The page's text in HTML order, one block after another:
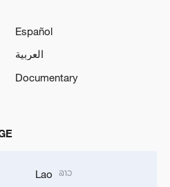
Español
العربية
Documentary
Lao ລາວ